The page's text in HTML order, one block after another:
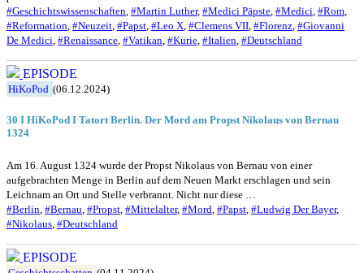
#Geschichtswissenschaften #Martin Luther, #Medici Päpste #Medici #Rom
#Reformation #Neuzeit #Papst #Leo X #Clemens VII #Florenz #Giovanni
De Medici #Renaissance #Vatikan #Kurie #Italien #Deutschland
EPISODE
HiKoPod (06.12.2024)
30 I HiKoPod I Tatort Berlin. Der Mord am Propst Nikolaus von Bernau
1324
Am 16. August 1324 wurde der Propst Nikolaus von Bernau von einer
aufgebrachten Menge in Berlin auf dem Neuen Markt erschlagen und sein
Leichnam an Ort und Stelle verbrannt. Nicht nur diese …
#Berlin, #Bernau, #Propst, #Mittelalter, #Mord, #Papst, #Ludwig Der Bayer,
#Nikolaus, #Deutschland
EPISODE